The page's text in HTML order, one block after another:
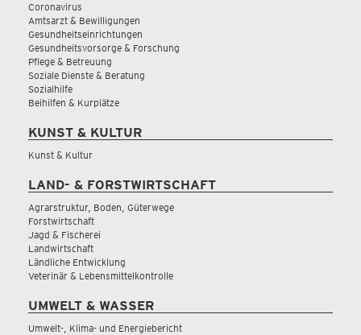
Coronavirus
Amtsarzt & Bewilligungen
Gesundheitseinrichtungen
Gesundheitsvorsorge & Forschung
Pflege & Betreuung
Soziale Dienste & Beratung
Sozialhilfe
Beihilfen & Kurplätze
KUNST & KULTUR
Kunst & Kultur
LAND- & FORSTWIRTSCHAFT
Agrarstruktur, Boden, Güterwege
Forstwirtschaft
Jagd & Fischerei
Landwirtschaft
Ländliche Entwicklung
Veterinär & Lebensmittelkontrolle
UMWELT & WASSER
Umwelt-, Klima- und Energiebericht